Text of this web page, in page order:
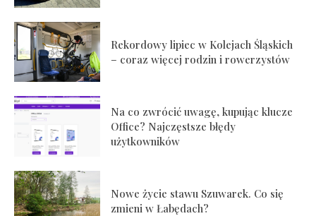
Rekordowy lipiec w Kolejach Śląskich
– coraz więcej rodzin i rowerzystów
Na co zwrócić uwagę, kupując klucze
Office? Najczęstsze błędy
użytkowników
Nowe życie stawu Szuwarek. Co się
zmieni w Łabędach?